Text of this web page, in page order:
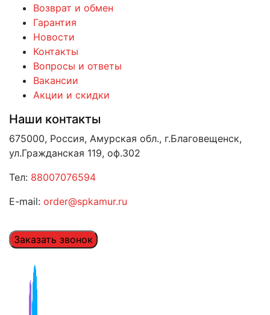
Возврат и обмен
Гарантия
Новости
Контакты
Вопросы и ответы
Вакансии
Акции и скидки
Наши контакты
675000, Россия, Амурская обл., г.Благовещенск,
ул.Гражданская 119, оф.302
Тел: 88007076594
E-mail: order@spkamur.ru
Заказать звонок